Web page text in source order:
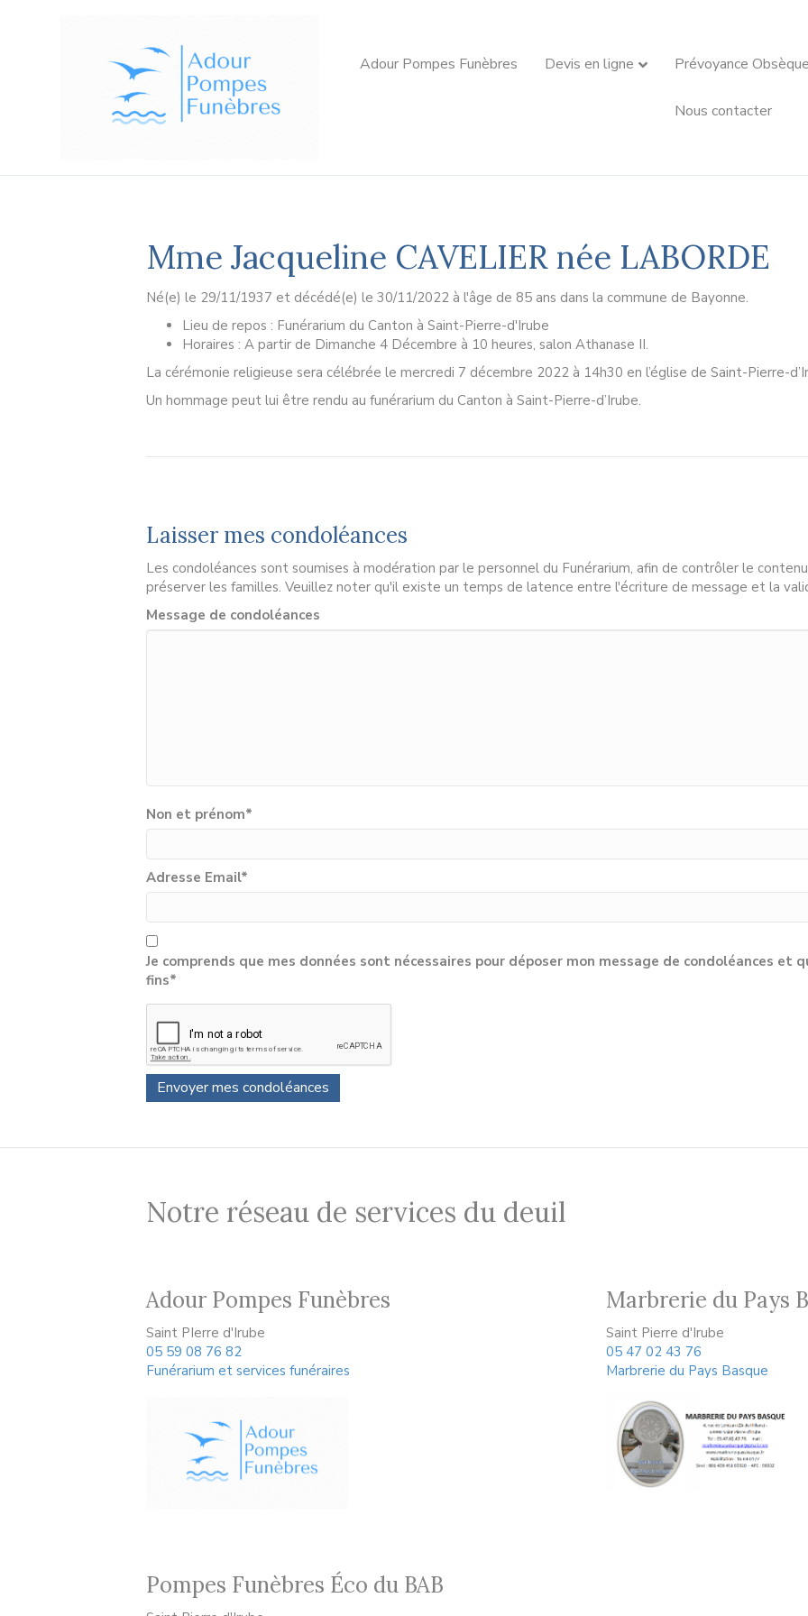
Adour Pompes Funèbres Devis en ligne Prévoyance
Nous contacter
Mme Jacqueline CAVELIER née LABORDE
Né(e) le 29/11/1937 et décédé(e) le 30/11/2022 à l'âge de 85 ans dans la commune de Bayonne.
Lieu de repos : Funérarium du Canton à Saint-Pierre-d'Irube
Horaires : A partir de Dimanche 4 Décembre à 10 heures, salon Athanase II.
La cérémonie religieuse sera célébrée le mercredi 7 décembre 2022 à 14h30 en l’église de Saint-Pierre-
Un hommage peut lui être rendu au funérarium du Canton à Saint-Pierre-d’Irube.
Laisser mes condoléances
Les condoléances sont soumises à modération par le personnel du Funérarium, afin de contrôler le
préserver les familles. Veuillez noter qu'il existe un temps de latence entre l'écriture de message et la
Message de condoléances
Non et prénom*
Adresse Email*
Je comprends que mes données sont nécessaires pour déposer mon message de condoléances
fins*
Notre réseau de services du deuil
Adour Pompes Funèbres
Saint PIerre d'Irube
05 59 08 76 82
Funérarium et services funéraires
Marbrerie du Pays
Saint Pierre d'Irube
05 47 02 43 76
Marbrerie du Pays Basque
Pompes Funèbres Éco du BAB